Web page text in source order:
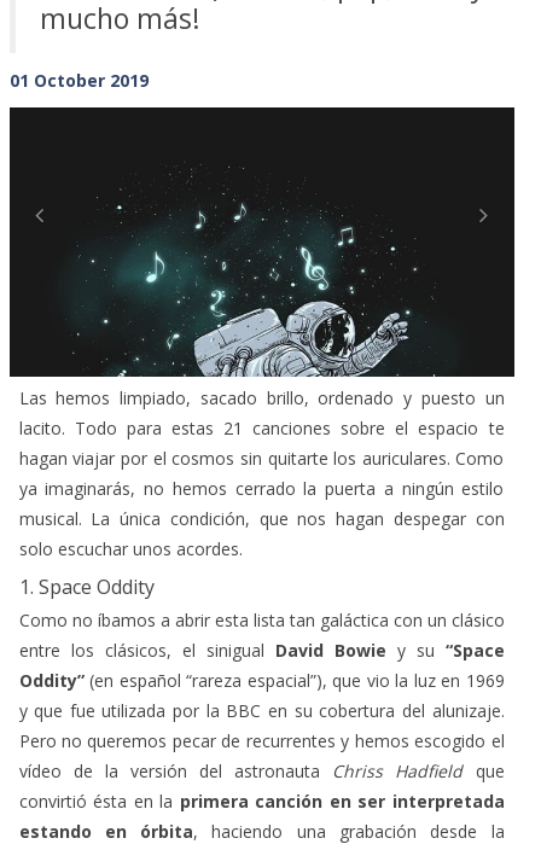
mucho más!
01 October 2019
Las hemos limpiado, sacado brillo, ordenado y puesto un
lacito. Todo para estas 21 canciones sobre el espacio te
hagan viajar por el cosmos sin quitarte los auriculares. Como
ya imaginarás, no hemos cerrado la puerta a ningún estilo
musical. La única condición, que nos hagan despegar con
solo escuchar unos acordes.
1. Space Oddity
Como no íbamos a abrir esta lista tan galáctica con un clásico
entre los clásicos, el sinigual David Bowie y su “Space
Oddity” (en español “rareza espacial”), que vio la luz en 1969
y que fue utilizada por la BBC en su cobertura del alunizaje.
Pero no queremos pecar de recurrentes y hemos escogido el
vídeo de la versión del astronauta
Chriss Hadfield que
convirtió ésta en la primera canción en ser interpretada
estando en órbita, haciendo una grabación desde la